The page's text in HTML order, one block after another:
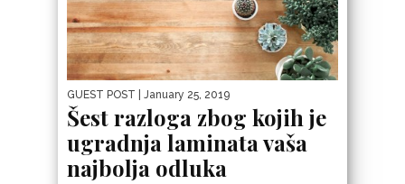
GUEST POST | January 25, 2019
Šest razloga zbog kojih je
ugradnja laminata vaša
najbolja odluka